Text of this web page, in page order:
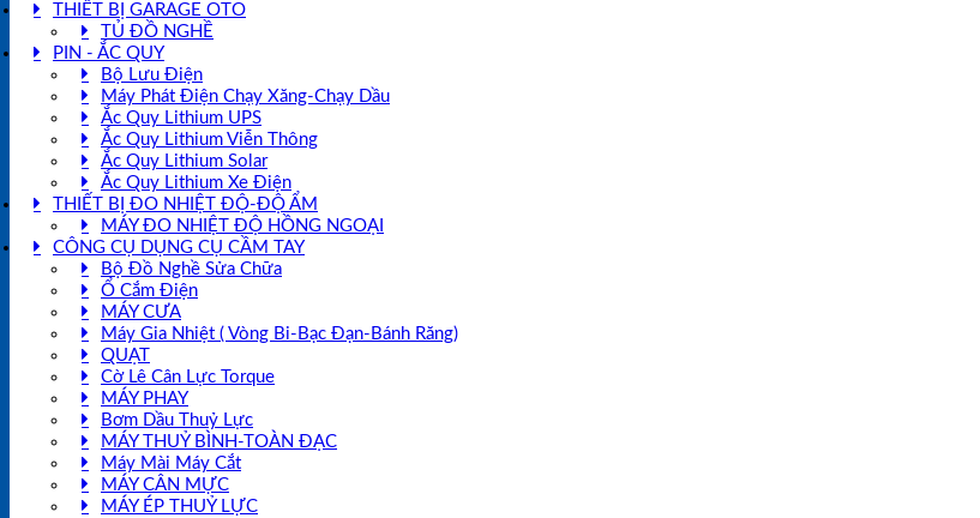
THIẾT BỊ GARAGE OTO
TỦ ĐỒ NGHỀ
PIN - ẮC QUY
Bộ Lưu Điện
Máy Phát Điện Chạy Xăng-Chạy Dầu
Ắc Quy Lithium UPS
Ắc Quy Lithium Viễn Thông
Ắc Quy Lithium Solar
Ắc Quy Lithium Xe Điện
THIẾT BỊ ĐO NHIỆT ĐỘ-ĐỘ ẨM
MÁY ĐO NHIỆT ĐỘ HỒNG NGOẠI
CÔNG CỤ DỤNG CỤ CẦM TAY
Bộ Đồ Nghề Sửa Chữa
Ổ Cắm Điện
MÁY CƯA
Máy Gia Nhiệt ( Vòng Bi-Bạc Đạn-Bánh Răng)
QUẠT
Cờ Lê Cân Lực Torque
MÁY PHAY
Bơm Dầu Thuỷ Lực
MÁY THUỶ BÌNH-TOÀN ĐẠC
Máy Mài Máy Cắt
MÁY CÂN MỰC
MÁY ÉP THUỶ LỰC